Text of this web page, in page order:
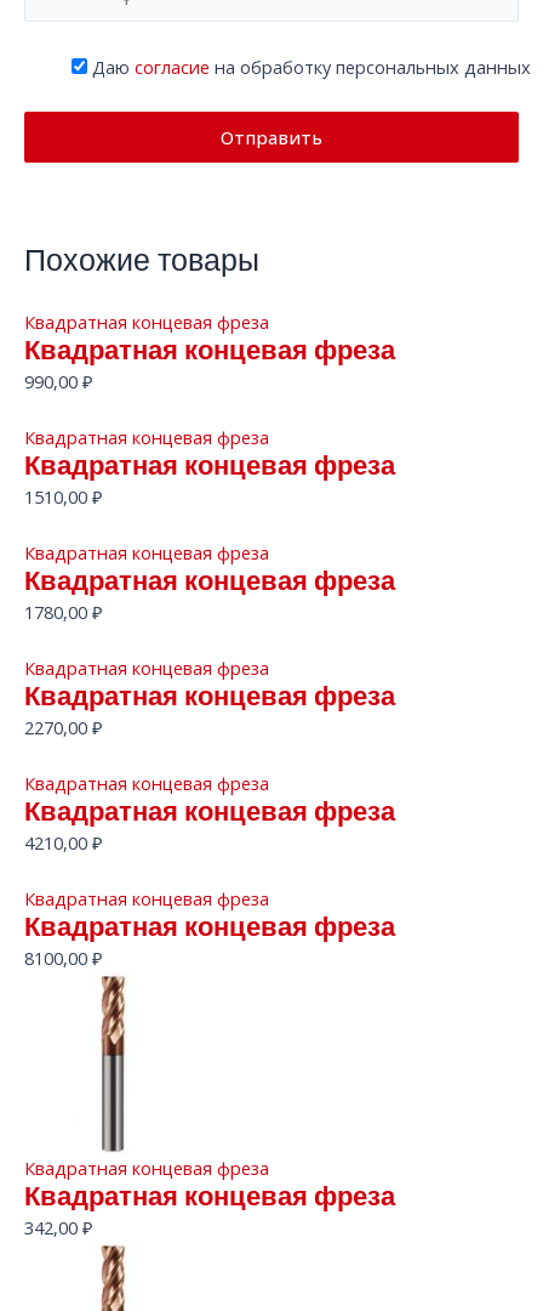
Даю согласие на обработку персональных данных
Похожие товары
Квадратная концевая фреза
Квадратная концевая фреза
990,00 ₽
Квадратная концевая фреза
Квадратная концевая фреза
1510,00 ₽
Квадратная концевая фреза
Квадратная концевая фреза
1780,00 ₽
Квадратная концевая фреза
Квадратная концевая фреза
2270,00 ₽
Квадратная концевая фреза
Квадратная концевая фреза
4210,00 ₽
Квадратная концевая фреза
Квадратная концевая фреза
8100,00 ₽
Квадратная концевая фреза
Квадратная концевая фреза
342,00 ₽